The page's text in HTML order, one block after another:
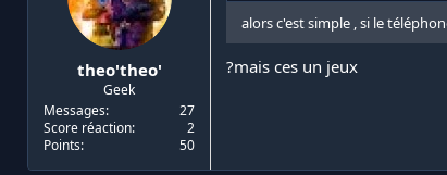
theo'theo'
Geek
Messages
27
Score réaction
2
Points
50
alors c'est simple , si le
?mais ces un jeux